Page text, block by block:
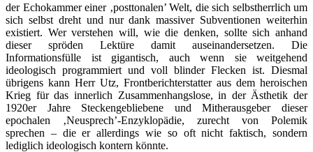
der Echokammer einer ‚posttonalen’ Welt, die sich selbstherrlich um
sich selbst dreht und nur dank massiver Subventionen weiterhin
existiert. Wer verstehen will, wie die denken, sollte sich anhand
dieser spröden Lektüre damit auseinandersetzen. Die
Informationsfülle ist gigantisch, auch wenn sie weitgehend
ideologisch programmiert und voll blinder Flecken ist. Diesmal
übrigens kann Herr Utz, Frontberichterstatter aus dem heroischen
Krieg für das innerlich Zusammenhangslose, in der Ästhetik der
1920er Jahre Steckengebliebene und Mitherausgeber dieser
epochalen ‚Neusprech’-Enzyklopädie, zurecht von Polemik
sprechen – die er allerdings wie so oft nicht faktisch, sondern
lediglich ideologisch kontern könnte.